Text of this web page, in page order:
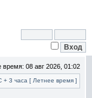
время: 08 авг 2026, 01:02
+ 3 часа [ Летнее время ]